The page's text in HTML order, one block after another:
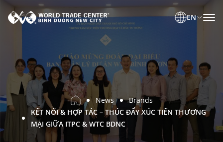
EN
News
Brands
KẾT NỐI & HỢP TÁC – THÚC ĐẨY XÚC TIẾN THƯƠNG
MẠI GIỮA ITPC & WTC BDNC